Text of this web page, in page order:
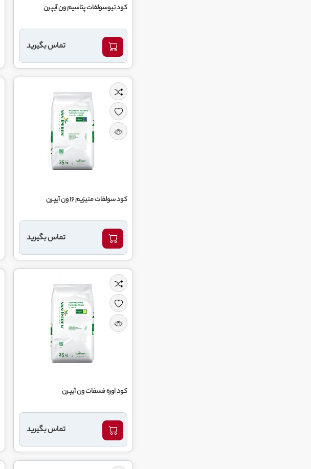
کود تیوسولفات پتاسیم ون آیپرن
تماس بگیرید
کود سولفات منیزیم 16 ون آیپرن
تماس بگیرید
کود اوره فسفات ون آیپرن
تماس بگیرید